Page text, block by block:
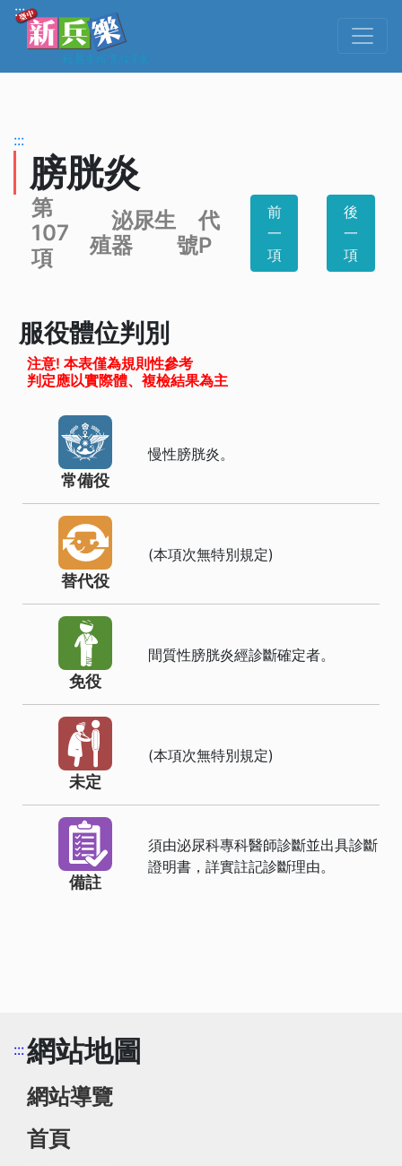
跳到主要內容
:::
:::
膀胱炎
第
107
項
泌尿生
殖器
代
號P
前
一
項
後
一
項
服役體位判別
注意! 本表僅為規則性參考
判定應以實際體、複檢結果為主
常備役
慢性膀胱炎。
替代役
(本項次無特別規定)
免役
間質性膀胱炎經診斷確定者。
未定
(本項次無特別規定)
備註
須由泌尿科專科醫師診斷並出具診斷
證明書，詳實註記診斷理由。
:::網站地圖
網站導覽
首頁